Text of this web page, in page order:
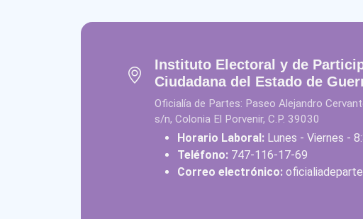
Instituto Electoral y de
Ciudadana del Estado de
Oficialía de Partes: Paseo Alejandro
s/n, Colonia El Porvenir, C.P. 39030
Horario Laboral: Lunes - Viernes -
Teléfono: 747-116-17-69
Correo electrónico: